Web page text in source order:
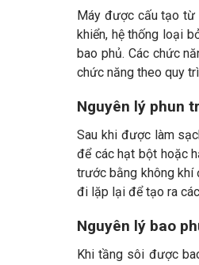
Máy được cấu tạo từ
khiển, hệ thống loại
bao phủ. Các chức
chức năng theo quy
Nguyên lý phun
Sau khi được làm
để các hạt bột hoặc
trước bằng không khí
đi lặp lại để tạo ra
Nguyên lý bao
Khi tầng sôi được